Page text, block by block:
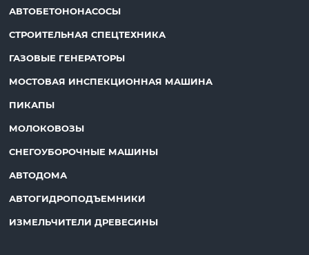
АВТОБЕТОНОНАСОСЫ
СТРОИТЕЛЬНАЯ СПЕЦТЕХНИКА
ГАЗОВЫЕ ГЕНЕРАТОРЫ
МОСТОВАЯ ИНСПЕКЦИОННАЯ МАШИНА
ПИКАПЫ
МОЛОКОВОЗЫ
СНЕГОУБОРОЧНЫЕ МАШИНЫ
АВТОДОМА
АВТОГИДРОПОДЪЕМНИКИ
ИЗМЕЛЬЧИТЕЛИ ДРЕВЕСИНЫ